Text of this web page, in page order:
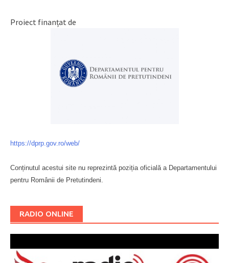
Proiect finanțat de
https://dprp.gov.ro/web/
Conținutul acestui site nu reprezintă poziția oficială a Departamentului
pentru Românii de Pretutindeni.
RADIO ONLINE